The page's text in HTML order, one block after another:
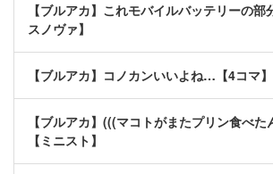
【ブルアカ】これモバイルバッテリーの
スノヴァ】
【ブルアカ】コノカンいいよね…【4コマ】
【ブルアカ】(((マコトがまたプリン食べ
【ミニスト】